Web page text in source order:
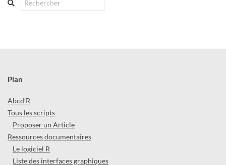
Plan
Abcd’R
Tous les scripts
Proposer un Article
Ressources documentaires
Le logiciel R
Liste des interfaces graphiques